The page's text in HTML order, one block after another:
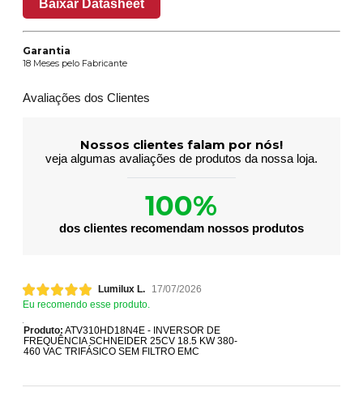
Baixar Datasheet
Garantia
18 Meses pelo Fabricante
Avaliações dos Clientes
Nossos clientes falam por nós!
veja algumas avaliações de produtos da nossa loja.
100%
dos clientes recomendam nossos produtos
Lumilux L.
17/07/2026
Eu recomendo esse produto.
Produto: ATV310HD18N4E - INVERSOR DE
FREQUÊNCIA SCHNEIDER 25CV 18.5 KW 380-
460 VAC TRIFÁSICO SEM FILTRO EMC